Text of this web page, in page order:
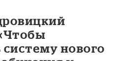
систему нового